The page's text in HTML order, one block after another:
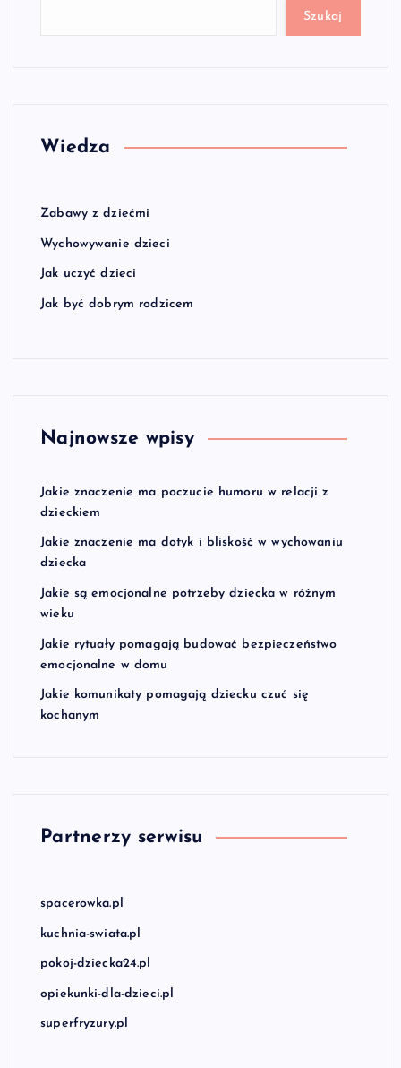
Szukaj
Wiedza
Zabawy z dziećmi
Wychowywanie dzieci
Jak uczyć dzieci
Jak być dobrym rodzicem
Najnowsze wpisy
Jakie znaczenie ma poczucie humoru w relacji z
dzieckiem
Jakie znaczenie ma dotyk i bliskość w wychowaniu
dziecka
Jakie są emocjonalne potrzeby dziecka w różnym
wieku
Jakie rytuały pomagają budować bezpieczeństwo
emocjonalne w domu
Jakie komunikaty pomagają dziecku czuć się
kochanym
Partnerzy serwisu
spacerowka.pl
kuchnia-swiata.pl
pokoj-dziecka24.pl
opiekunki-dla-dzieci.pl
superfryzury.pl